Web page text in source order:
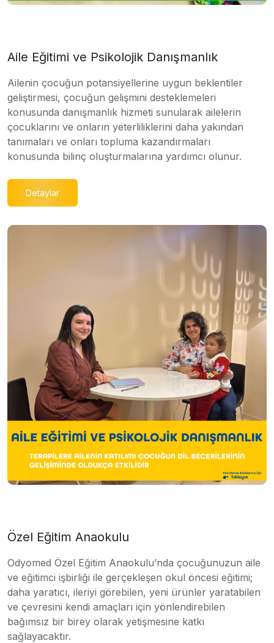
Aile Eğitimi ve Psikolojik Danışmanlık
Ailenin çocuğun potansiyellerine uygun beklentiler
geliştirmesi, çocuğun gelişmini desteklemeleri
konusunda danışmanlık hizmeti sunularak ailelerin
çocuklarını ve onların yeterliliklerini daha yakından
tanımaları ve onları topluma kazandırmaları
konusunda bilinç oluşturmalarına yardımcı olunur.
Detaylar
Özel Eğitim Anaokulu
Odyomed Özel Eğitim Anaokulu’nda çocuğunuzun aile
ve eğitimci işbirliği ile gerçekleşen okul öncesi eğitimi;
daha yaratıcı, ileriyi görebilen, yeni ürünler yaratabilen
ve çevresini kendi amaçları için yönlendirebilen
bağımsız bir birey olarak yetişmesine katkı
sağlayacaktır.